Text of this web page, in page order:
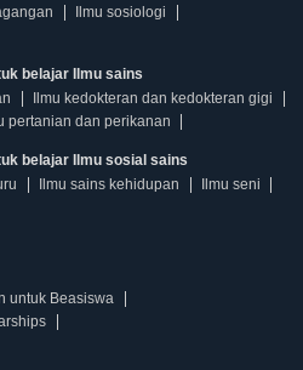
Ilmu sosiologi
belajar Ilmu sains
Ilmu kedokteran dan kedokteran gigi
pertanian dan perikanan
belajar Ilmu sosial sains
Ilmu sains kehidupan
Ilmu seni
untuk Beasiswa